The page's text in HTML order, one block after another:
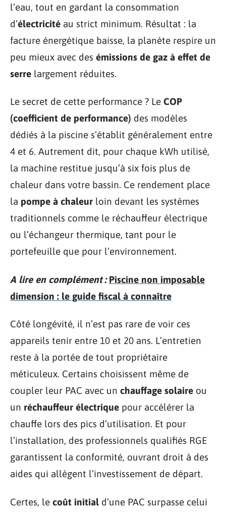
l’eau, tout en gardant la consommation
d’électricité au strict minimum. Résultat : la
facture énergétique baisse, la planète respire un
peu mieux avec des émissions de gaz à effet de
serre largement réduites.
Le secret de cette performance ? Le COP
(coefficient de performance) des modèles
dédiés à la piscine s’établit généralement entre
4 et 6. Autrement dit, pour chaque kWh utilisé,
la machine restitue jusqu’à six fois plus de
chaleur dans votre bassin. Ce rendement place
la pompe à chaleur loin devant les systèmes
traditionnels comme le réchauffeur électrique
ou l’échangeur thermique, tant pour le
portefeuille que pour l’environnement.
A lire en complément : Piscine non imposable
dimension : le guide fiscal à connaître
Côté longévité, il n’est pas rare de voir ces
appareils tenir entre 10 et 20 ans. L’entretien
reste à la portée de tout propriétaire
méticuleux. Certains choisissent même de
coupler leur PAC avec un chauffage solaire ou
un réchauffeur électrique pour accélérer la
chauffe lors des pics d’utilisation. Et pour
l’installation, des professionnels qualifiés RGE
garantissent la conformité, ouvrant droit à des
aides qui allègent l’investissement de départ.
Certes, le coût initial d’une PAC surpasse celui